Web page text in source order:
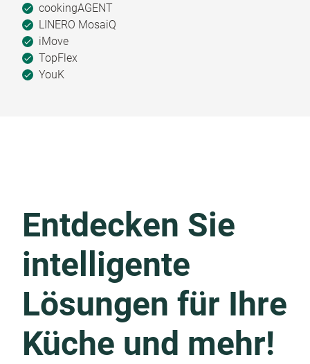
cookingAGENT
LINERO MosaiQ
iMove
TopFlex
YouK
Entdecken Sie
intelligente
Lösungen für Ihre
Küche und mehr!